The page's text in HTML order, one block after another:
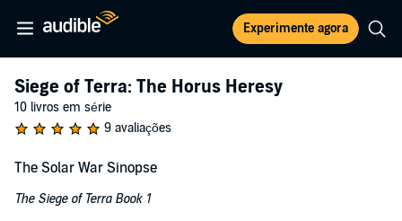
Experimente agora
Siege of Terra: The Horus Heresy
10 livros em série
9 avaliações
The Solar War Sinopse
The Siege of Terra Book 1